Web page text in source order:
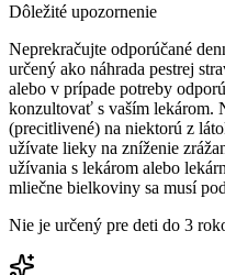
Dôležité upozornenie
Neprekračujte odporúčané
určený ako náhrada pestrej
alebo v prípade potreby
konzultovať s vaším lekárom.
(precitlivené) na niektorú z
užívate lieky na zníženie
užívania s lekárom alebo
mliečne bielkoviny sa musí
Nie je určený pre deti do 3